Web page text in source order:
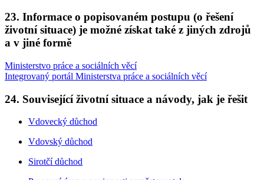
23. Informace o popisovaném postupu (o řešení
životní situace) je možné získat také z jiných zdrojů
a v jiné formě
Ministerstvo práce a sociálních věcí
Integrovaný portál Ministerstva práce a sociálních věcí
24. Související životní situace a návody, jak je řešit
Vdovecký důchod
Vdovský důchod
Sirotčí důchod